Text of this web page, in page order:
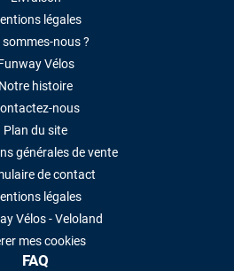
légales
sommes-nous ?
Vélos
Notre histoire
nous
Plan du site
générales de vente
de contact
légales
Vélos - Veloland
mes cookies
FAQ